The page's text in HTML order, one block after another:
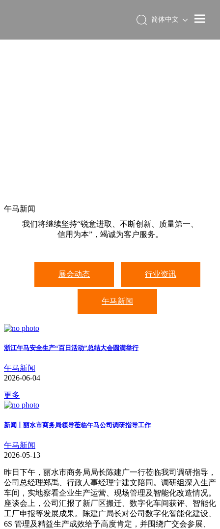
简体中文
午马新闻
我们将继续坚持“锐意进取、不断创新、质量第一、
信用为本”，竭诚为客户服务。
展会动态 行业资讯
午马新闻
浙江午马安全生产“百日活动”总结大会圆满举行
午马新闻
2026-06-04
更多
新闻丨丽水市商务局领导莅临午马公司调研指导工作
午马新闻
2026-05-13
昨日下午，丽水市商务局局长陈建广一行莅临我司调研指导，
公司总经理郑禹、行政人事经理宁建文陪同。调研组深入生产
车间，实地察看企业生产运营、现场管理及智能化改造情况。
座谈会上，公司汇报了新厂区搬迁、数字化车间获评、智能化
工厂申报等发展成果。陈建广局长对公司数字化智能化建设、
6S 管理及精益生产成效给予高度肯定，并围绕广交会参展、